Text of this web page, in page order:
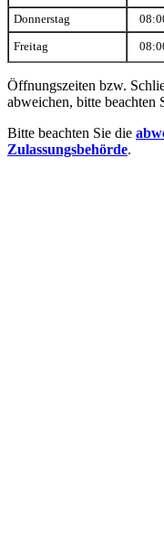
Donnerstag
Freitag
Öffnungszeiten bzw.
abweichen, bitte beachten
Bitte beachten Sie die
Zulassungsbehörde.